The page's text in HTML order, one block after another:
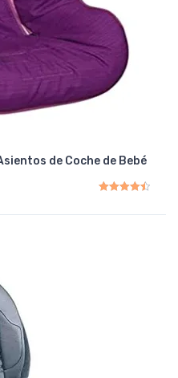
de Coche de Bebé